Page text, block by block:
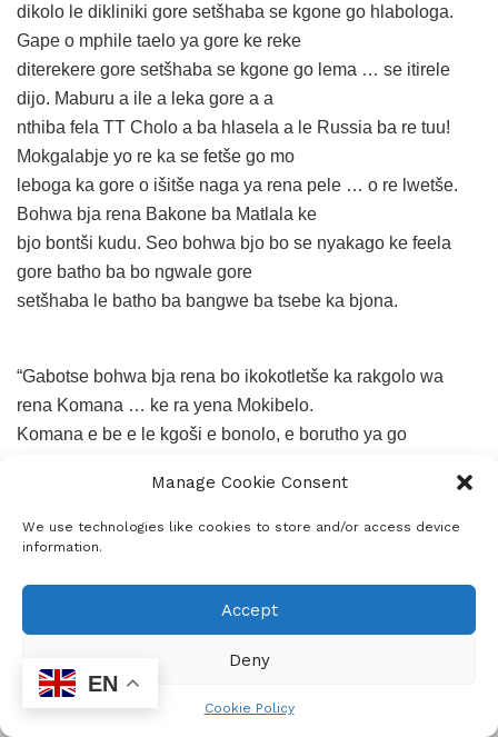
Manage Cookie Consent
We use technologies like cookies to store and/or access device
information.
Accept
Deny
Cookie Policy
dikolo le dikliniki gore setšhaba se kgone go hlabologa.
Gape o mphile taelo ya gore ke reke
diterekere gore setšhaba se kgone go lema … se itirele
dijo. Maburu a ile a leka gore a a
nthiba fela TT Cholo a ba hlasela a le Russia ba re tuu!
Mokgalabje yo re ka se fetše go mo
leboga ka gore o išitše naga ya rena pele … o re lwetše.
Bohwa bja rena Bakone ba Matlala ke
bjo bontši kudu. Seo bohwa bjo bo se nyakago ke feela
gore batho ba bo ngwale gore
setšhaba le batho ba bangwe ba tsebe ka bjona.
“Gabotse bohwa bja rena bo ikokotletše ka rakgolo wa
rena Komana … ke ra yena Mokibelo.
Komana e be e le kgoši e bonolo, e borutho ya go
tlhompho. Komana o be a hlompha setšhaba sa gagwe
gomme o se rutile tlhompho,
boikokobetšo le khutšo yeo le mamohla e bonalago
setšhaba sa go rata khutšo, sa go hlompha batho ba
bangwe le gona sa go rata go šoma gore
re se ke ra bolawa ke tlala. Rena Bakone modu wa rena o
thoma nageng ya Yemen fao re
EN
ADVERTISEMENT